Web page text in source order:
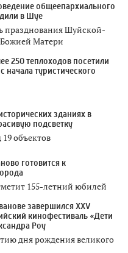
общеепархиального
в Шуе
празднования Шуйской-
Матери
250 теплоходов посетили
начала туристического
зданиях в
подсветку
19 объектов
готовится к
155-летний юбилей
завершился XXV
кинофестиваль «Дети
Роу
дня рождения великого